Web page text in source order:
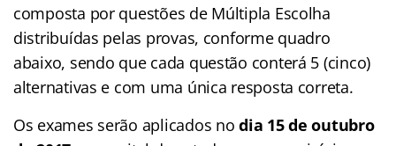
composta por questões de Múltipla Escolha
distribuídas pelas provas, conforme quadro
abaixo, sendo que cada questão conterá 5 (cinco)
alternativas e com uma única resposta correta.
Os exames serão aplicados no dia 15 de outubro